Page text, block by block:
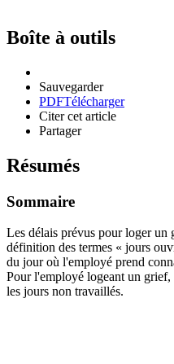
Boîte à outils
Sauvegarder
PDFTélécharger
Citer cet article
Partager
Résumés
Sommaire
Les délais prévus pour loger un
définition des termes « jours
du jour où l'employé prend
Pour l'employé logeant un
les jours non travaillés.